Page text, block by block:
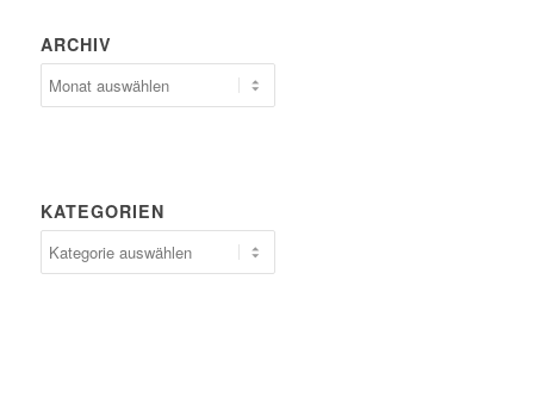
ARCHIV
KATEGORIEN